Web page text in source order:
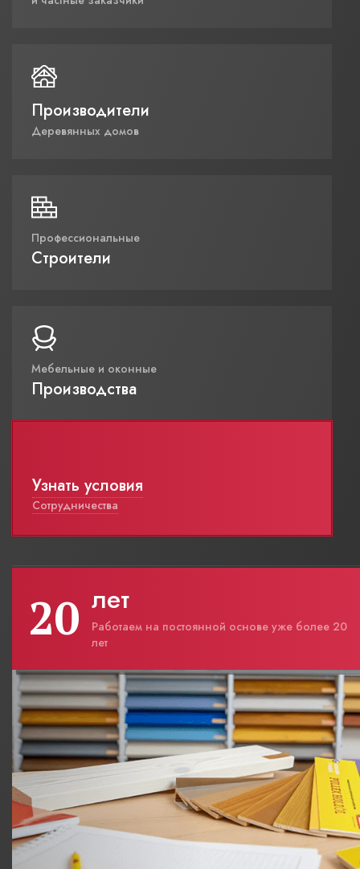
Производители
Деревянных домов
Профессиональные
Строители
Мебельные и оконные
Производства
Узнать условия
Сотрудничества
20 лет
Работаем на постоянной основе уже более 20
лет